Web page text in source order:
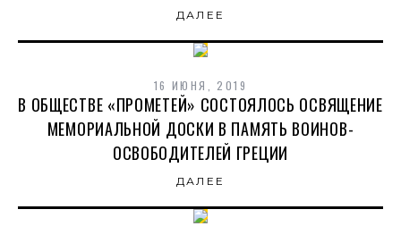
ДАЛЕЕ
16 ИЮНЯ, 2019
В ОБЩЕСТВЕ «ПРОМЕТЕЙ» СОСТОЯЛОСЬ ОСВЯЩЕНИЕ
МЕМОРИАЛЬНОЙ ДОСКИ В ПАМЯТЬ ВОИНОВ-
ОСВОБОДИТЕЛЕЙ ГРЕЦИИ
ДАЛЕЕ